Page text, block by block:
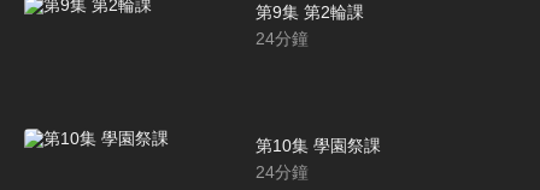
第9集 第2輪課
24分鐘
第10集 學園祭課
24分鐘